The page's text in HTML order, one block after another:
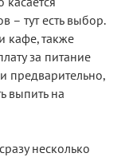
– тут есть выбор.
кафе, также
за питание
предварительно,
выпить на
несколько